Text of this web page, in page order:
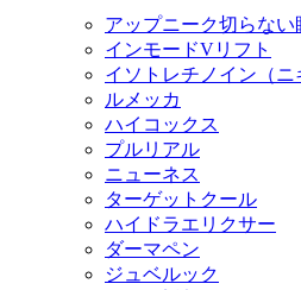
アップニーク切らない
インモードVリフト
イソトレチノイン（ニ
ルメッカ
ハイコックス
プルリアル
ニューネス
ターゲットクール
ハイドラエリクサー
ダーマペン
ジュベルック